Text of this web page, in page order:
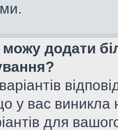
додати
у вас виникла
для